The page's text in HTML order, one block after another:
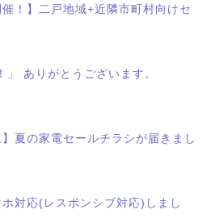
催！】二戸地域+近隣市町村向けセ
」 ありがとうございます。
】夏の家電セールチラシが届きまし
対応(レスポンシブ対応)しまし